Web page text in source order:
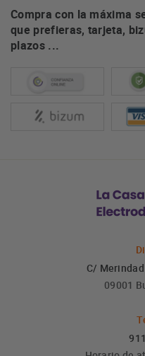
Compra con la máxima
que prefieras, tarjeta,
plazos ...
C/
09001